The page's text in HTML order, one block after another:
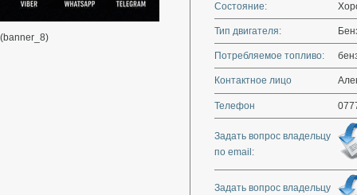
(banner_8)
Состояние:
Тип двигателя:
Потребляемое топливо:
Контактное лицо
Телефон
Задать вопрос владельцу
по email:
Задать вопрос владельцу